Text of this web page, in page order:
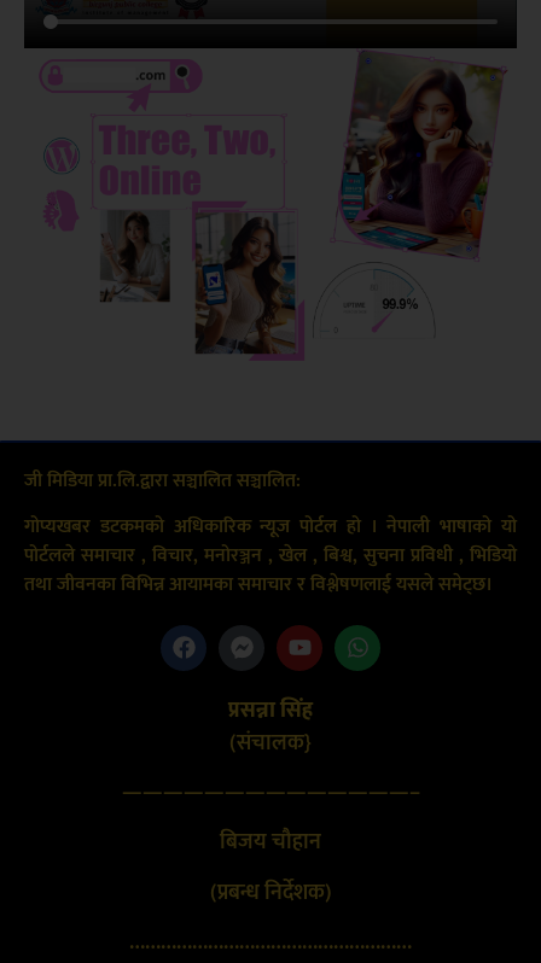
जी मिडिया प्रा.लि.द्वारा सञ्चालित सञ्चालित:
गोप्यखबर डटकमको अधिकारिक न्यूज पोर्टल हो । नेपाली भाषाको यो
पोर्टलले समाचार , विचार, मनोरञ्जन , खेल , बिश्व, सुचना प्रविधी , भिडियो
तथा जीवनका विभिन्न आयामका समाचार र विश्लेषणलाई यसले समेट्छ।
प्रसन्ना सिंह
(संचालक}
——————————————–
बिजय चौहान
(प्रबन्ध निर्देशक)
………………………………………………